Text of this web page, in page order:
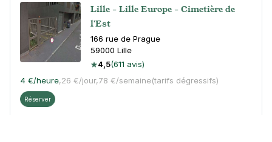
Lille - Lille Europe - Cimetière de
l'Est
166 rue de Prague
59000 Lille
4,5(611 avis)
4 €/heure,26 €/jour,78 €/semaine(tarifs dégressifs)
Réserver